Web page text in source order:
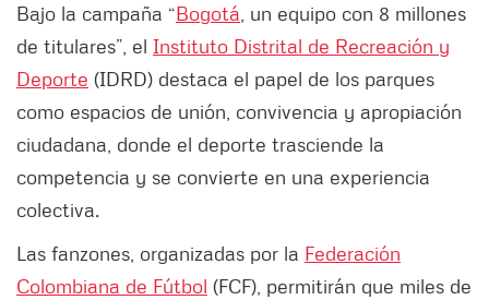
Bajo la campaña “Bogotá , un equipo con 8 millones
de titulares”, el Instituto Distrital de Recreación y
Deporte (IDRD) destaca el papel de los parques
como espacios de unión, convivencia y apropiación
ciudadana, donde el deporte trasciende la
competencia y se convierte en una experiencia
colectiva.
Las fanzones, organizadas por la Federación
Colombiana de Fútbol (FCF), permitirán que miles de